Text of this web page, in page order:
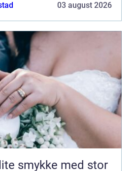
03 august 2026